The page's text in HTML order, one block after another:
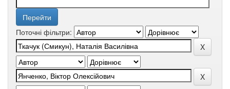
Поточні фільтри: